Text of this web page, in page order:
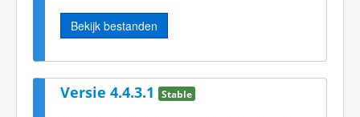
Bekijk bestanden
Versie 4.4.3.1 Stable